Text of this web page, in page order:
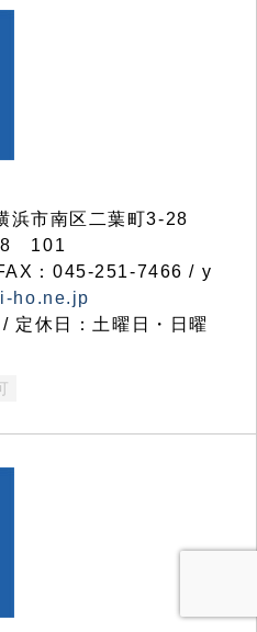
浜市南区二葉町3-28
8 101
：045-251-7466 / y
ho.ne.jp
定休日：土曜日・日曜